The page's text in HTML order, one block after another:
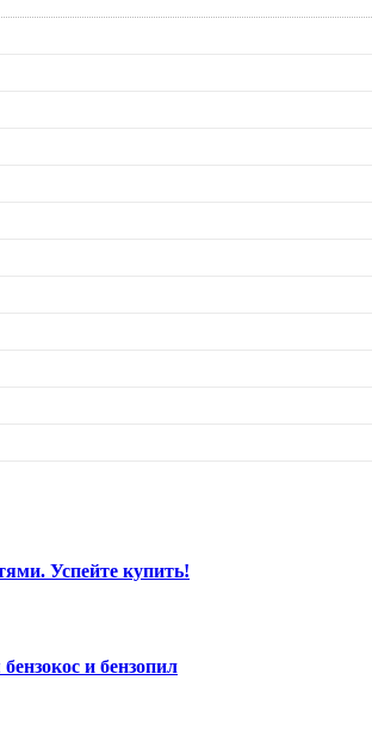
/Echo и др.
Успейте купить!
и бензопил